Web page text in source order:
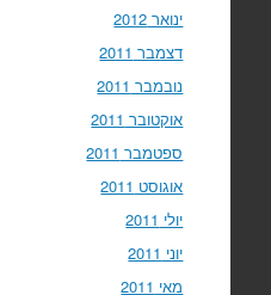
ינואר 2012
דצמבר 2011
נובמבר 2011
אוקטובר 2011
ספטמבר 2011
אוגוסט 2011
יולי 2011
יוני 2011
מאי 2011